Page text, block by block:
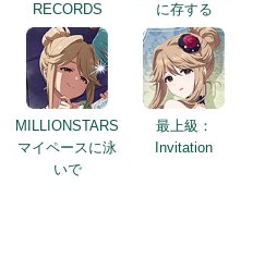
RECORDS
に存する
MILLIONSTARS
マイペースに泳
いで
最上級：
Invitation